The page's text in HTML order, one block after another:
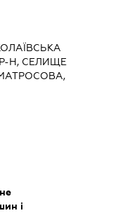
Н, СЕЛИЩЕ
і